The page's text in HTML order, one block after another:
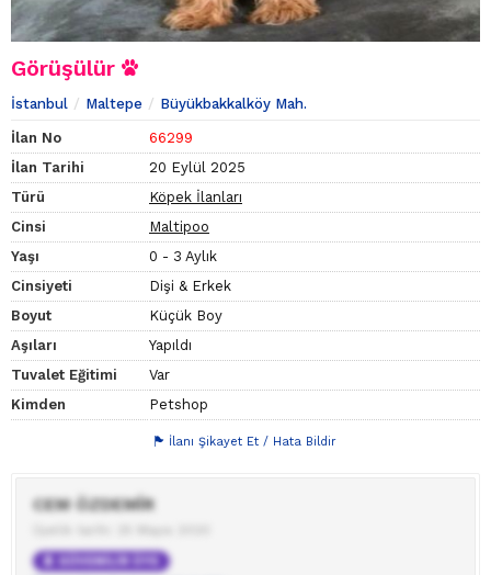
Görüşülür
İstanbul Maltepe Büyükbakkalköy Mah.
İlan No
66299
İlan Tarihi
20 Eylül 2025
Türü
Köpek İlanları
Cinsi
Maltipoo
Yaşı
0 - 3 Aylık
Cinsiyeti
Dişi & Erkek
Boyut
Küçük Boy
Aşıları
Yapıldı
Tuvalet Eğitimi
Var
Kimden
Petshop
İlanı Şikayet Et / Hata Bildir
CEM ÖZDEMİR